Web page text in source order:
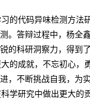
的代码异味检测方法
答辩过程中，杨全
的科研洞察力，得到
的成就，不忘初心，
，不断挑战自我，为
学研究中做出更大的贡